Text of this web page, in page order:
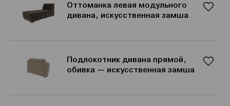
Оттоманка левая модульного
дивана, искусственная замша
Подлокотник дивана прямой,
обивка — искусственная замша